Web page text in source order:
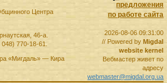
предложения
по работе сайта
2026-08-06 09:31:00
// Powered by Migdal
website kernel
Вебмастер живет по
адресу
webmaster@migdal.org.ua
Центра
46-а.
048) 770-18-61.
«Мигдаль»— Кира